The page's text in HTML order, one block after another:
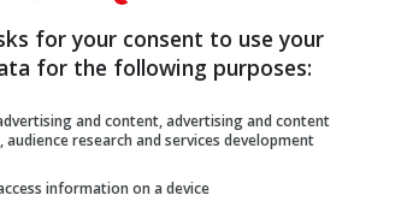
for your consent to use your
for the following purposes:
and content, advertising and content
audience research and services development
information on a device